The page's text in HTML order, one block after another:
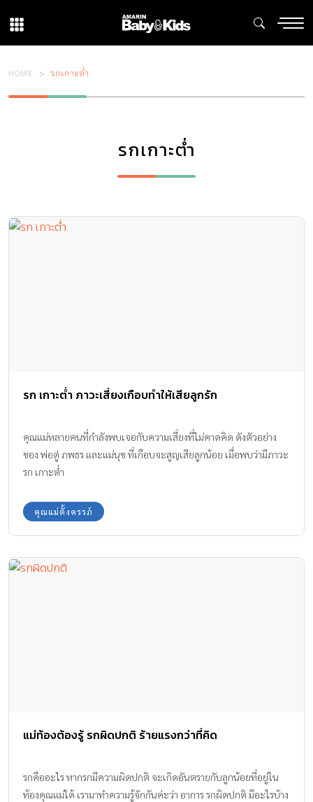
HOME รกเกาะต่ำ
รกเกาะต่ำ
รก เกาะต่ำ ภาวะเสี่ยงเกือบทำให้เสียลูกรัก
คุณแม่หลายคนที่กำลังพบเจอกับความเสี่ยงที่ไม่คาดคิด ดังตัวอย่าง
ของ พ่อตู่ ภพธร และแม่นุช ที่เกือบจะสูญเสียลูกน้อย เมื่อพบว่ามีภาวะ
รก เกาะต่ำ
คุณแม่ตั้งครรภ์
แม่ท้องต้องรู้ รกผิดปกติ ร้ายแรงกว่าที่คิด
รกคืออะไร หากรกมีความผิดปกติ จะเกิดอันตรายกับลูกน้อยที่อยู่ใน
ท้องคุณแม่ได้ เรามาทำความรู้จักกันค่ะว่า อาการ รกผิดปกติ มีอะไรบ้าง